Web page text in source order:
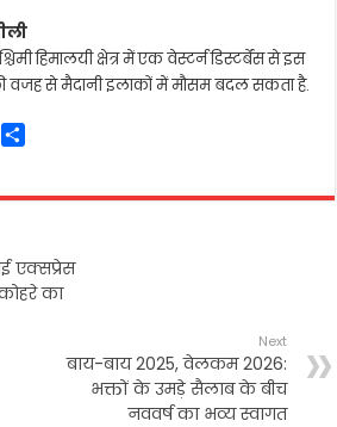
हिमालयी क्षेत्र में एक वेस्टर्न डिस्टर्बेंस से इस
वजह से मैदानी इलाकों में मौसम बदल सकता है.
P
r
एक्सप्रेस
का
Next
बाय-बाय 2025, वेलकम 2026:
भक्तों के उमड़े सैलाब के बीच
नववर्ष का भव्य स्वागत